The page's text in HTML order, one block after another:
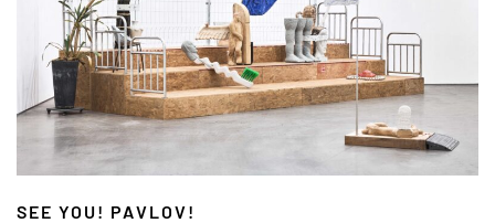
SEE YOU! PAVLOV!